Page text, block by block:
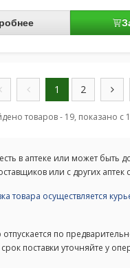
1 2
товаров - 19, показано с
в аптеке или может быть
или с других аптек
товара осуществляется
отпускается по
поставки уточняйте у